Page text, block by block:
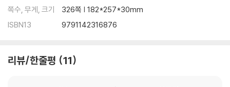
쪽수, 무게, 크기
326쪽 | 182*257*30mm
ISBN13
9791142316876
리뷰/한줄평 11